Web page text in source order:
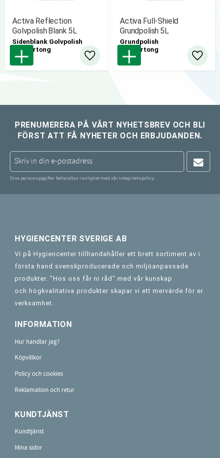
Activa Reflection
Golvpolish Blank 5L
Sidenblank Golvpolish
2st/kartong
Lägg till i favoriter
Activa Full-Shield
Grundpolish 5L
Grundpolish
2st/kartong
Lägg
PRENUMERERA PÅ VÅRT NYHETSBREV OCH BLI
FÖRST ATT FÅ NYHETER OCH ERBJUDANDEN.
Dina personuppgifter behandlas i enlighet med vår integritetspolicy.
HYGIENCENTER SVERIGE AB
Vi på Hygiencenter tillhandahåller ett brett sortiment av i
första hand svenskproducerade och miljöanpassade
produkter. "Hos oss får ni råd" med vår kunskap
och högkvalitativa produkter skapar vi ett mervärde för er
verksamhet.
INFORMATION
Hur handlar jag?
Köpvillkor
Policy och cookies
Reklamation och retur
KUNDTJÄNST
Kundtjänst
Mina sidor